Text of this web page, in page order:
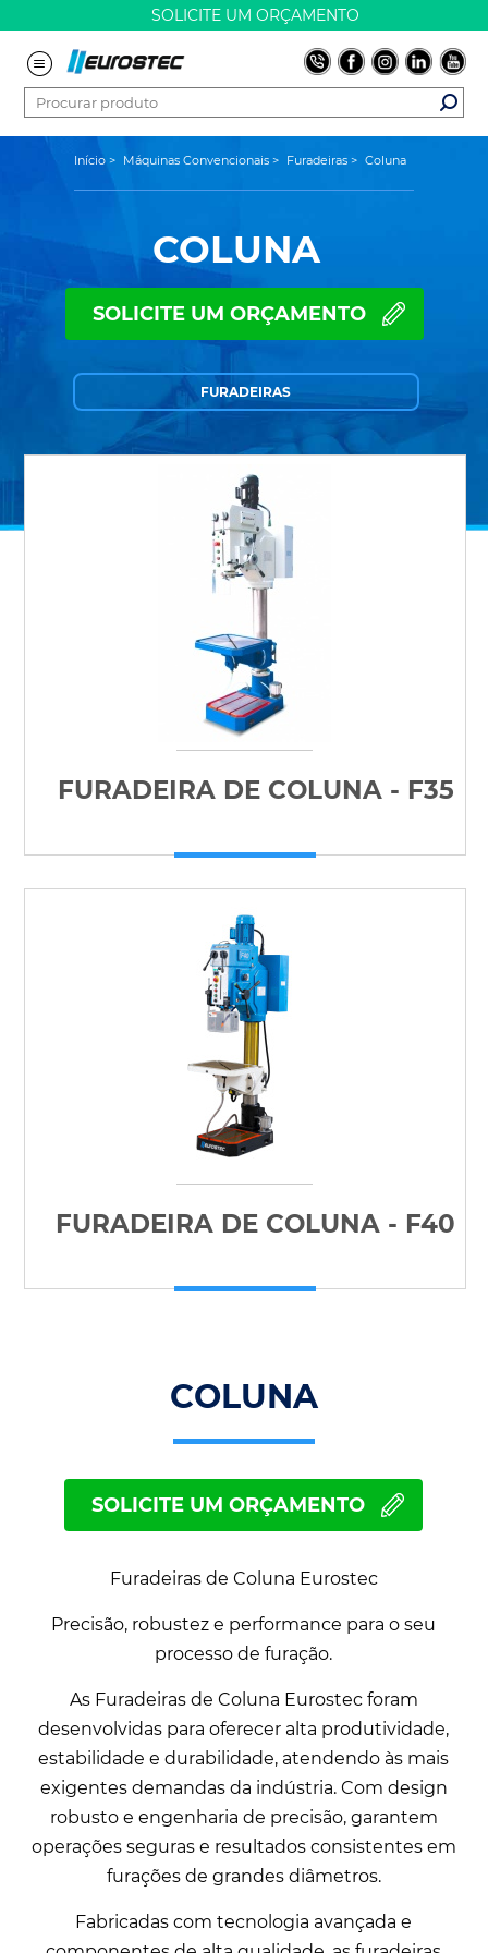
SOLICITE UM ORÇAMENTO
Início > Máquinas Convencionais > Furadeiras > Coluna
COLUNA
SOLICITE UM ORÇAMENTO
FURADEIRAS
FURADEIRA DE COLUNA - F35
FURADEIRA DE COLUNA - F40
COLUNA
SOLICITE UM ORÇAMENTO
Furadeiras de Coluna Eurostec
Precisão, robustez e performance para o seu
processo de furação.
As Furadeiras de Coluna Eurostec foram
desenvolvidas para oferecer alta produtividade,
estabilidade e durabilidade, atendendo às mais
exigentes demandas da indústria. Com design
robusto e engenharia de precisão, garantem
operações seguras e resultados consistentes em
furações de grandes diâmetros.
Fabricadas com tecnologia avançada e